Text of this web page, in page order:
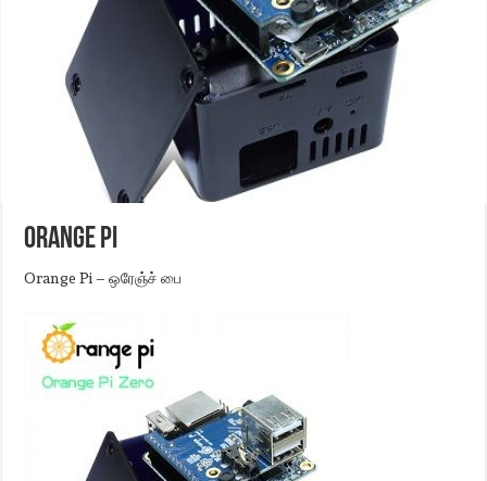
Orange Pi
Orange Pi – ஒரேஞ்ச் பை